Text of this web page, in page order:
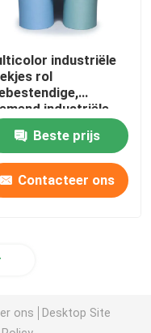
industriële
rol
industriële
Beste prijs
Contacteer ons
ons
Desktop Site